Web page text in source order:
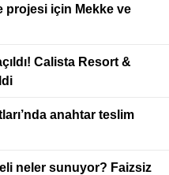
projesi için Mekke ve
Calista Resort &
anahtar teslim
neler sunuyor? Faizsiz